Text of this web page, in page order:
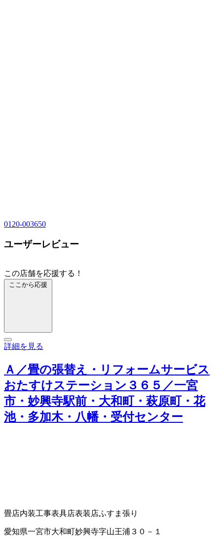
0120-003650
ユーザーレビュー
この店舗を応援する！
ここから応援
詳細を見る
Ａ／畳の張替え・リフォームサービス
おたすけステーション３６５／一宮
市・妙興寺駅前・大和町・萩原町・花
池・多加木・八幡・受付センター
畳店内装工事表具店表装店ふすま張り
愛知県一宮市大和町妙興寺字山王浦３０－１